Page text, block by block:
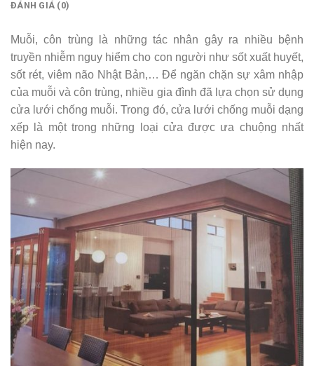
ĐÁNH GIÁ (0)
Muỗi, côn trùng là những tác nhân gây ra nhiều bệnh
truyền nhiễm nguy hiểm cho con người như sốt xuất huyết,
sốt rét, viêm não Nhật Bản,… Để ngăn chặn sự xâm nhập
của muỗi và côn trùng, nhiều gia đình đã lựa chọn sử dụng
cửa lưới chống muỗi. Trong đó, cửa lưới chống muỗi dạng
xếp là một trong những loại cửa được ưa chuộng nhất
hiện nay.